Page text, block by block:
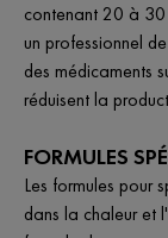
contenant 20 à 30
un professionnel
des médicaments
réduisent la
FORMULES
Les formules pour
dans la chaleur et